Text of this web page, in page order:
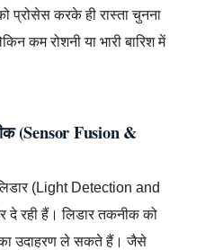
प्रोसेस करके ही रास्ता चुनना
कम रोशनी या भारी बारिश में
(Sensor Fusion &
(Light Detection and
रही हैं। लिडार तकनीक को
उदाहरण ले सकते हैं। जैसे